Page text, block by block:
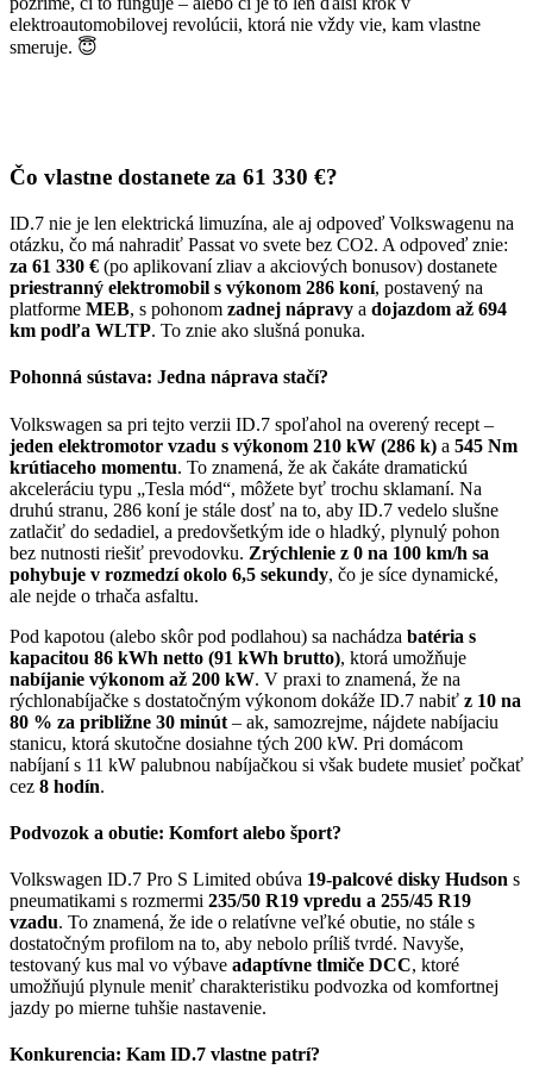
elektroautomobilovej revolúcii, ktorá nie vždy vie, kam vlastne
smeruje. 😇
Čo vlastne dostanete za 61 330 €?
ID.7 nie je len elektrická limuzína, ale aj odpoveď Volkswagenu na
otázku, čo má nahradiť Passat vo svete bez CO2. A odpoveď znie:
za 61 330 € (po aplikovaní zliav a akciových bonusov) dostanete
priestranný elektromobil s výkonom 286 koní, postavený na
platforme MEB, s pohonom zadnej nápravy a dojazdom až 694
km podľa WLTP. To znie ako slušná ponuka.
Pohonná sústava: Jedna náprava stačí?
Volkswagen sa pri tejto verzii ID.7 spoľahol na overený recept –
jeden elektromotor vzadu s výkonom 210 kW (286 k) a 545 Nm
krútiaceho momentu. To znamená, že ak čakáte dramatickú
akceleráciu typu „Tesla mód“, môžete byť trochu sklamaní. Na
druhú stranu, 286 koní je stále dosť na to, aby ID.7 vedelo slušne
zatlačiť do sedadiel, a predovšetkým ide o hladký, plynulý pohon
bez nutnosti riešiť prevodovku. Zrýchlenie z 0 na 100 km/h sa
pohybuje v rozmedzí okolo 6,5 sekundy, čo je síce dynamické,
ale nejde o trhača asfaltu.
Pod kapotou (alebo skôr pod podlahou) sa nachádza batéria s
kapacitou 86 kWh netto (91 kWh brutto), ktorá umožňuje
nabíjanie výkonom až 200 kW. V praxi to znamená, že na
rýchlonabíjačke s dostatočným výkonom dokáže ID.7 nabiť z 10 na
80 % za približne 30 minút – ak, samozrejme, nájdete nabíjaciu
stanicu, ktorá skutočne dosiahne tých 200 kW. Pri domácom
nabíjaní s 11 kW palubnou nabíjačkou si však budete musieť počkať
cez 8 hodín.
Podvozok a obutie: Komfort alebo šport?
Volkswagen ID.7 Pro S Limited obúva 19-palcové disky Hudson s
pneumatikami s rozmermi 235/50 R19 vpredu a 255/45 R19
vzadu. To znamená, že ide o relatívne veľké obutie, no stále s
dostatočným profilom na to, aby nebolo príliš tvrdé. Navyše,
testovaný kus mal vo výbave adaptívne tlmiče DCC, ktoré
umožňujú plynule meniť charakteristiku podvozka od komfortnej
jazdy po mierne tuhšie nastavenie.
Konkurencia: Kam ID.7 vlastne patrí?